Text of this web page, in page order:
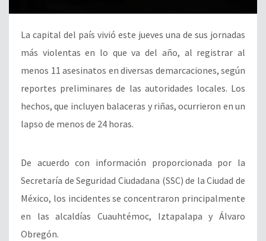
La capital del país vivió este jueves una de sus jornadas
más violentas en lo que va del año, al registrar al
menos 11 asesinatos en diversas demarcaciones, según
reportes preliminares de las autoridades locales. Los
hechos, que incluyen balaceras y riñas, ocurrieron en un
lapso de menos de 24 horas.
De acuerdo con información proporcionada por la
Secretaría de Seguridad Ciudadana (SSC) de la Ciudad de
México, los incidentes se concentraron principalmente
en las alcaldías Cuauhtémoc, Iztapalapa y Álvaro
Obregón.